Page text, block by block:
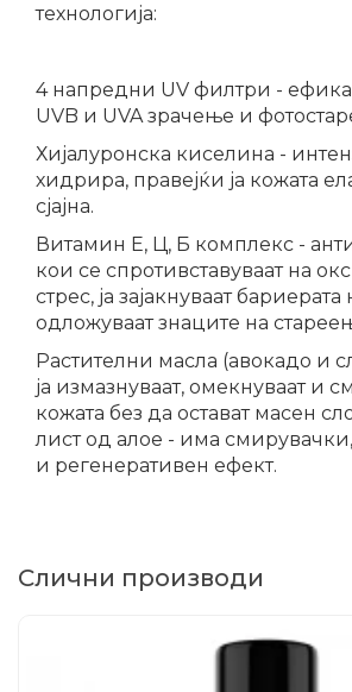
технологија:
4 напредни UV филтри -
UVB и UVA зрачење и
Хијалуронска киселина -
хидрира, правејќи ја кожата
сјајна.
Витамин Е, Ц, Б комплекс -
кои се спротивставуваат на
стрес, ја зајакнуваат
одложуваат знаците на
Растителни масла (авокадо и
ја измазнуваат, омекнуваат и
кожата без да остават масен
лист од алое - има
и регенеративен ефект.
Слични производи